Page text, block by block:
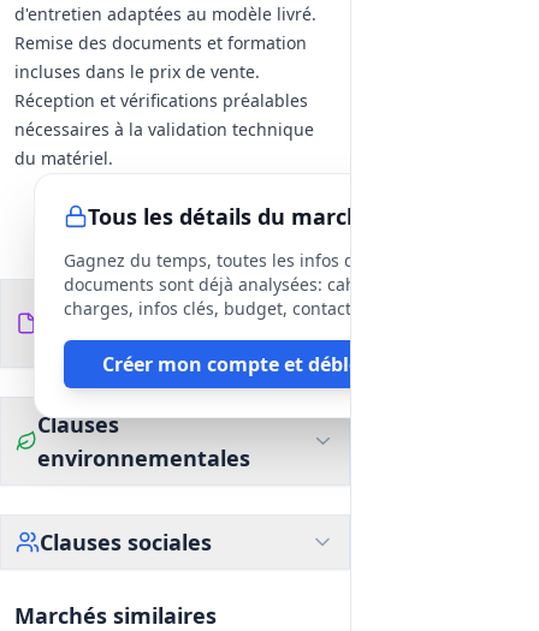
d'entretien adaptées au modèle livré.
Remise des documents et formation
incluses dans le prix de vente.
Réception et vérifications préalables
nécessaires à la validation technique
du matériel.
Tous les détails du marché
Gagnez du temps, toutes les infos des
documents sont déjà analysées: cahier des
charges, infos clés, budget, contact, etc
Créer mon compte et débloquer
Documents du
DCE
6
Clauses
environnementales
Clauses sociales
Marchés similaires